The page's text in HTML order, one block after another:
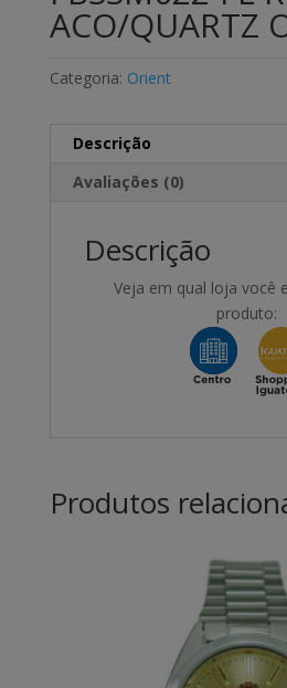
ACO/QUARTZ
Categoria: Orient
Descrição
Avaliações (0)
Descrição
Veja em qual loja você
produto:
Produtos